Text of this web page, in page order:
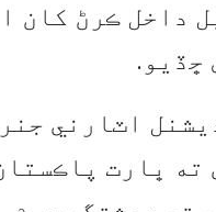
داخل ڪرڻ کان
ڇڏيو.
اٽارني
ته ڀارت